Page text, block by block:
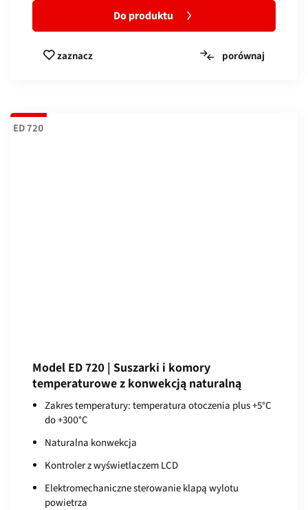
Do produktu
zaznacz porównaj
ED 720
Model ED 720 | Suszarki i komory
temperaturowe z konwekcją naturalną
Zakres temperatury: temperatura otoczenia plus +5°C
do +300°C
Naturalna konwekcja
Kontroler z wyświetlaczem LCD
Elektromechaniczne sterowanie klapą wylotu
powietrza